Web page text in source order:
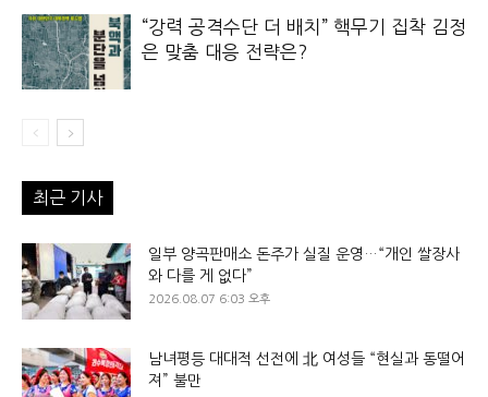
“강력 공격수단 더 배치” 핵무기 집착 김정
은 맞춤 대응 전략은?
최근 기사
일부 양곡판매소 돈주가 실질 운영…“개인 쌀장사
와 다를 게 없다”
2026.08.07 6:03 오후
남녀평등 대대적 선전에 北 여성들 “현실과 동떨어
져” 불만